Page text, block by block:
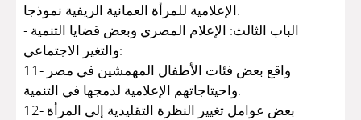
الإعلامية للمرأة العمانية الريفية نموذجا.
- الباب الثالث: الإعلام المصري وبعض قضايا التنمية
والتغير الاجتماعي:
11- واقع بعض فئات الأطفال المهمشين في مصر
واحيتاجاتهم الإعلامية لدمجها في التنمية.
12- بعض عوامل تغيير النظرة التقليدية إلى المرأة